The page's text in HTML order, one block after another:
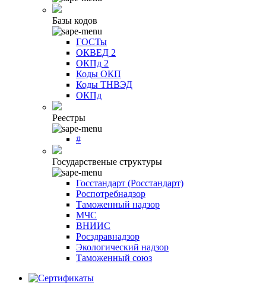
Базы кодов
ГОСТы
ОКВЕД 2
ОКПд 2
Коды ОКП
Коды ТНВЭД
ОКПд
Реестры
#
Государственые структуры
Госстандарт (Росстандарт)
Роспотребнадзор
Таможенный надзор
МЧС
ВНИИС
Росздравнадзор
Экологический надзор
Таможенный союз